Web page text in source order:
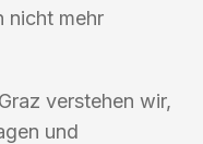
nicht mehr
verstehen wir,
und